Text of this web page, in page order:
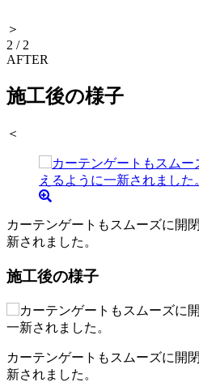
＞
2 /2
AFTER
施工後の様子
＜
カーテンゲートもスムーズに開
新されました。
施工後の様子
カーテンゲートもスムーズに開
新されました。